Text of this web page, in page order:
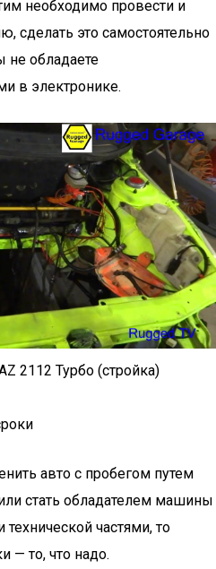
необходимо провести и
сделать это самостоятельно
не обладаете
в электронике.
2112 Турбо (стройка)
авто с пробегом путем
стать обладателем машины
частями, то
— то, что надо.